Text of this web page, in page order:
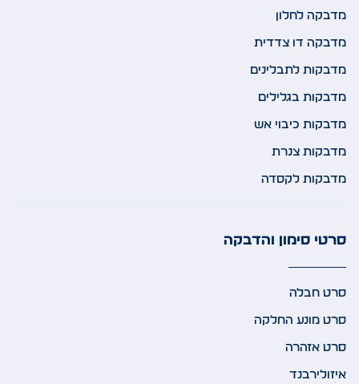
מדבקה לחלון
מדבקה דו צדדית
מדבקות לתבלינים
מדבקות בגלילים
מדבקות כיבוי אש
מדבקות צנרת
מדבקות לקסדה
סרטי סימון והדבקה
סרט חבלה
סרט מונע החלקה
סרט אזהרה
איזולירבנד